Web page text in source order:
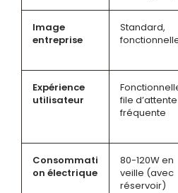
Image
entreprise
Standard,
Expérience
utilisateur
file d’attente
fréquente
Consommati
on électrique
80-120W en
veille (avec
réservoir)